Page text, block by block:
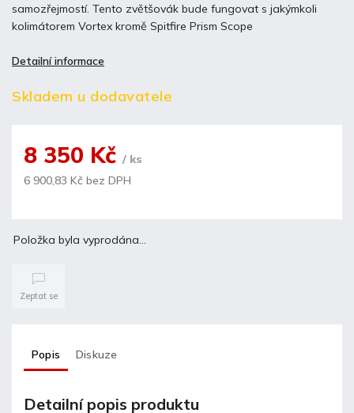
samozřejmostí. Tento zvětšovák bude fungovat s jakýmkoli
kolimátorem Vortex kromě Spitfire Prism Scope
Detailní informace
Skladem u dodavatele
8 350 Kč / ks
6 900,83 Kč bez DPH
Položka byla vyprodána…
Zeptat se
Popis Diskuze
Detailní popis produktu